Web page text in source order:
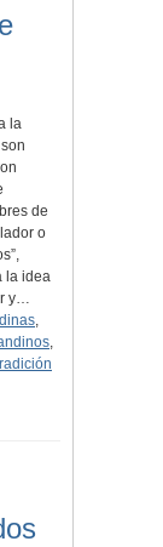
la
de
o
la idea
y…
,
,